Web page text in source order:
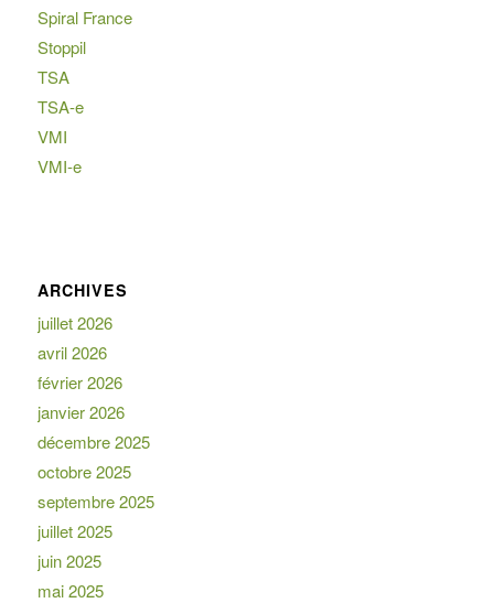
Spiral France
Stoppil
TSA
TSA-e
VMI
VMI-e
ARCHIVES
juillet 2026
avril 2026
février 2026
janvier 2026
décembre 2025
octobre 2025
septembre 2025
juillet 2025
juin 2025
mai 2025